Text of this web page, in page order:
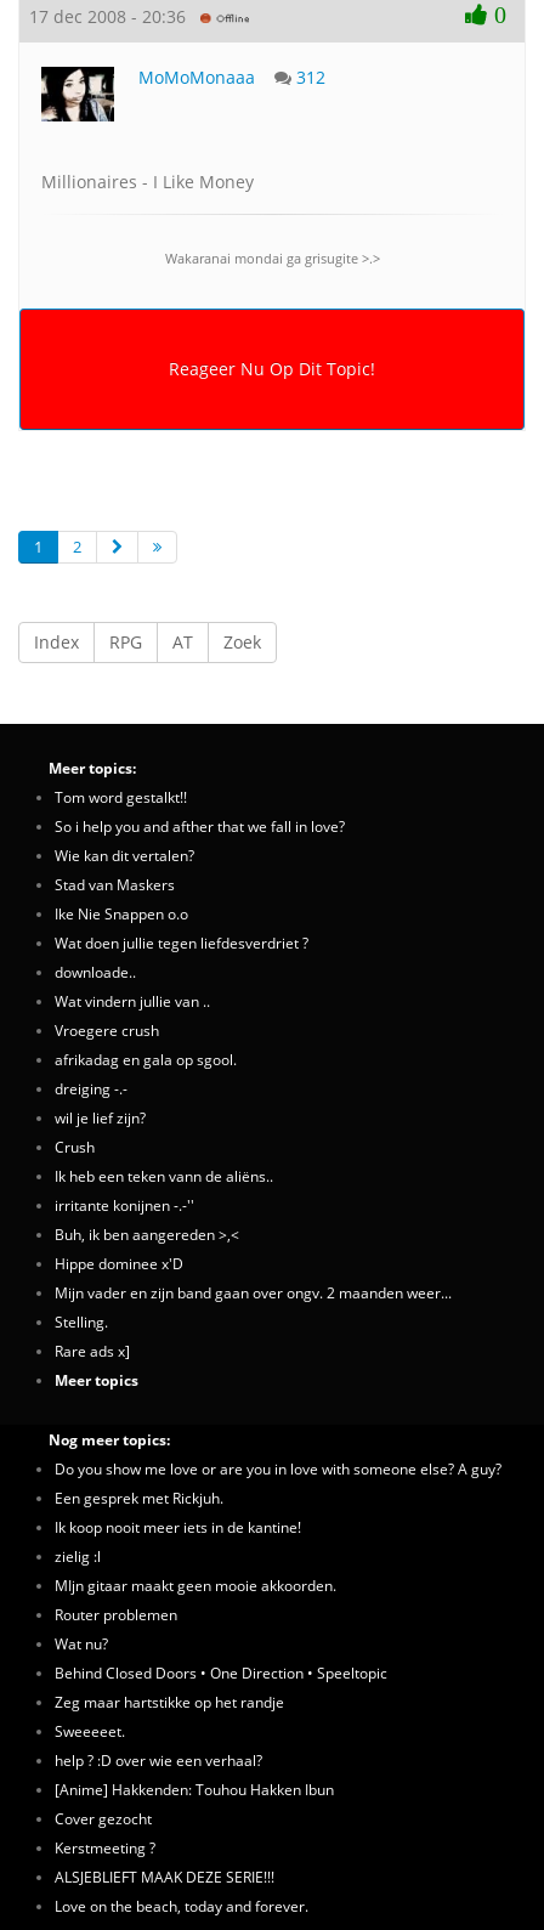
17 dec 2008 - 20:36 0
MoMoMonaaa 312
Millionaires - I Like Money
Wakaranai mondai ga grisugite >.>
1 2
Index RPG AT Zoek
Meer topics:
Tom word gestalkt!!
So i help you and afther that we fall in love?
Wie kan dit vertalen?
Stad van Maskers
Ike Nie Snappen o.o
Wat doen jullie tegen liefdesverdriet ?
downloade..
Wat vindern jullie van ..
Vroegere crush
afrikadag en gala op sgool.
dreiging -.-
wil je lief zijn?
Crush
Ik heb een teken vann de aliëns..
irritante konijnen -.-''
Buh, ik ben aangereden >,<
Hippe dominee x'D
Mijn vader en zijn band gaan over ongv. 2 maanden weer...
Stelling.
Rare ads x]
Meer topics
Nog meer topics:
Do you show me love or are you in love with someone else? A guy?
Een gesprek met Rickjuh.
Ik koop nooit meer iets in de kantine!
zielig :l
MIjn gitaar maakt geen mooie akkoorden.
Router problemen
Wat nu?
Behind Closed Doors • One Direction • Speeltopic
Zeg maar hartstikke op het randje
Sweeeeet.
help ? :D over wie een verhaal?
[Anime] Hakkenden: Touhou Hakken Ibun
Cover gezocht
Kerstmeeting ?
ALSJEBLIEFT MAAK DEZE SERIE!!!
Love on the beach, today and forever.